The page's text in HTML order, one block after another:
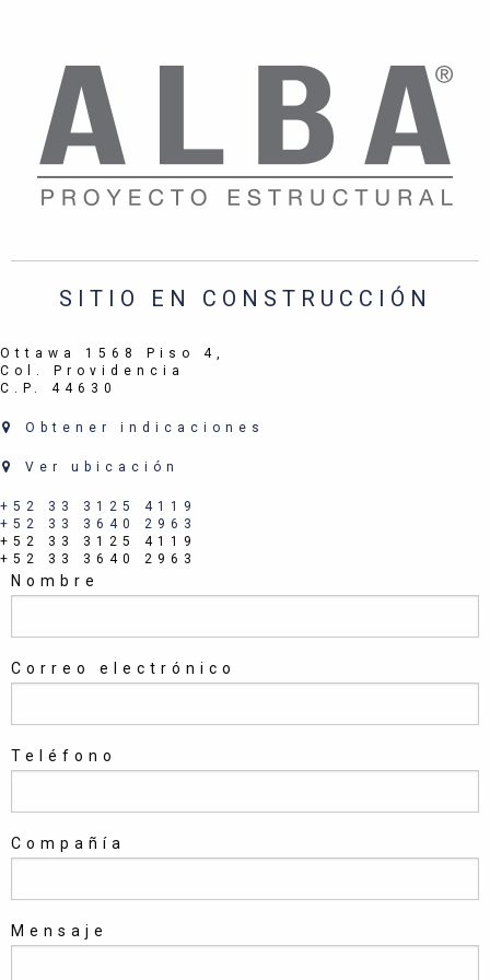
SITIO EN CONSTRUCCIÓN
Ottawa 1568 Piso 4,
Col. Providencia
C.P. 44630
Obtener indicaciones
Ver ubicación
+52 33 3125 4119
+52 33 3640 2963
+52 33 3125 4119
+52 33 3640 2963
Nombre
Correo electrónico
Teléfono
Compañía
Mensaje